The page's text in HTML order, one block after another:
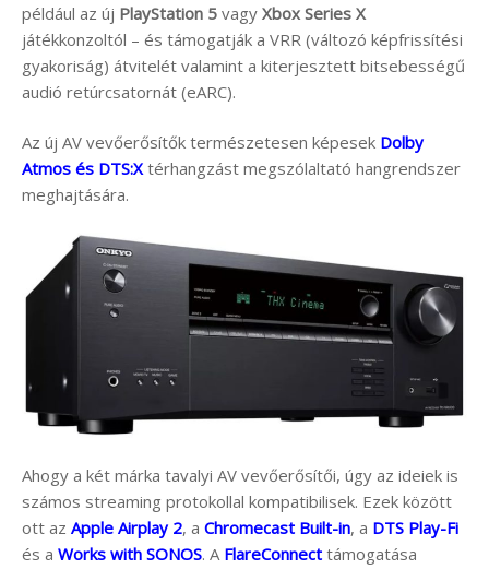
például az új PlayStation 5 vagy Xbox Series X
játékkonzoltól – és támogatják a VRR (változó képfrissítési
gyakoriság) átvitelét valamint a kiterjesztett bitsebességű
audió retúrcsatornát (eARC).
Az új AV vevőerősítők természetesen képesek Dolby
Atmos és DTS:Xtérhangzást megszólaltató hangrendszer
meghajtására.
Ahogy a két márka tavalyi AV vevőerősítői, úgy az ideiek is
számos streaming protokollal kompatibilisek. Ezek között
ott az Apple Airplay 2, a Chromecast Built-in, a DTS Play-Fi
és a Works with SONOS. A FlareConnect támogatása